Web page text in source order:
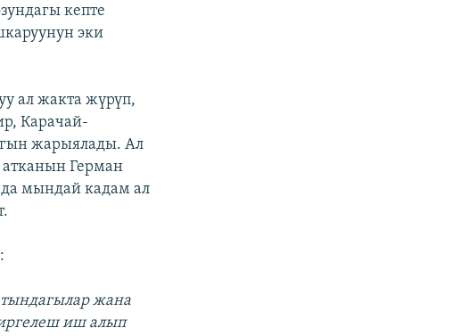
кепте
эки
ал жакта жүрүп,
Карачай-
жарыялады. Ал
Герман
мындай кадам ал
жана
иш алып